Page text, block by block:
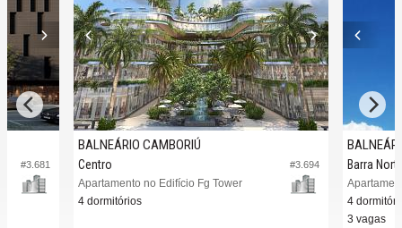
#3.681 #3.694
BALNEÁRIO CAMBORIÚ
Centro
Apartamento no Edifício Fg Tower
4 dormitórios
Barra
4
3 vagas